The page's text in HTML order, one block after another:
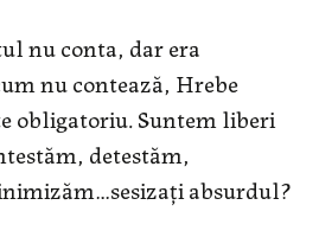
nu conta, dar era
nu contează, Hrebe
obligatoriu. Suntem liberi
detestăm,
absurdul?